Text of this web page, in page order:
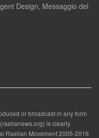
Design, Messaggio del
or broadcast in any form
is clearly
Raelian Movement 2005-2016